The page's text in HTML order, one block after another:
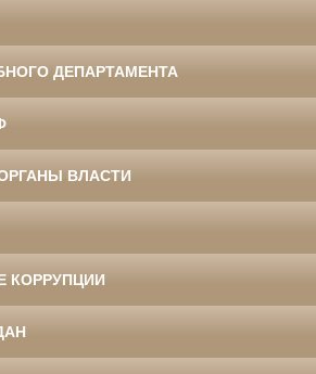
ДЕПАРТАМЕНТА
ВЛАСТИ
КОРРУПЦИИ